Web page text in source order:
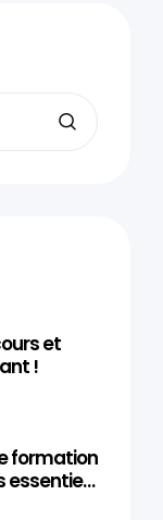
et
!
formation
essentiels